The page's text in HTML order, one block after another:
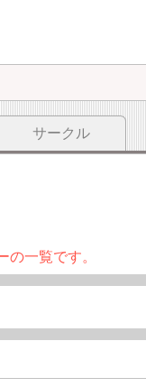
サークル
の一覧です。